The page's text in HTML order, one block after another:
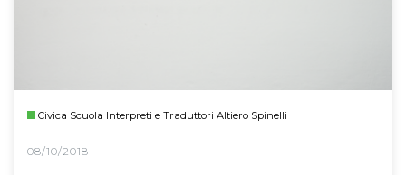
Civica Scuola Interpreti e Traduttori Altiero Spinelli
08/10/2018